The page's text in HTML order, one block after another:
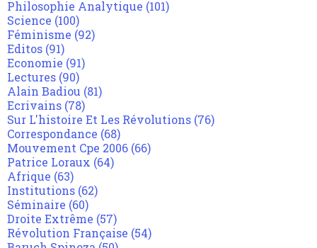
Philosophie Analytique (101)
Science (100)
Féminisme (92)
Editos (91)
Economie (91)
Lectures (90)
Alain Badiou (81)
Ecrivains (78)
Sur L'histoire Et Les Révolutions (76)
Correspondance (68)
Mouvement Cpe 2006 (66)
Patrice Loraux (64)
Afrique (63)
Institutions (62)
Séminaire (60)
Droite Extrême (57)
Révolution Française (54)